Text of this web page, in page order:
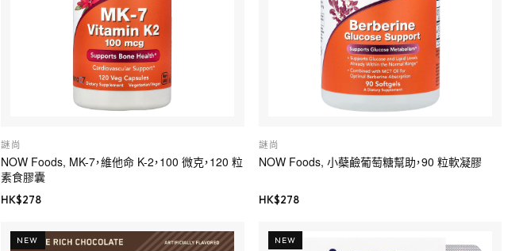
謎尚
NOW Foods, MK-7，維他命 K-2，100 微克，120 粒
素食膠囊
HK$278
謎尚
NOW Foods, 小蘗鹼葡萄糖幫助，90 粒軟凝膠
HK$278
NEW NEW